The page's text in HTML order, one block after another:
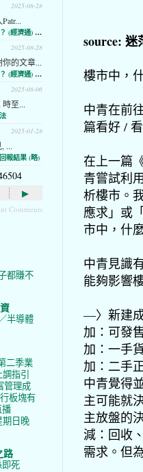
source:
樓市中，
中青在前
篇看好 /
在上一篇
青嘗試利
析樓市。
應求」或
市中，什
中青見識
能夠影響
—〉新建
加：可發
加：一手
加：二手
中青覺得
主可能就
主放盤的
減：回收
需求。但
2025-08-28
濟通) (略)
2025-08-28
你的文章...
濟通) (略)
2025-08-06
時至...
2025-01-28
...
報結果 (略)
▸
Comments
都賺不
半導體
二季業
指引
管理成
板塊有
播
期日晚
路
死